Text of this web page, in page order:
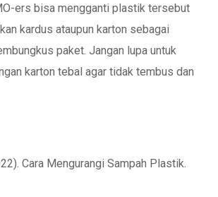
ers bisa mengganti plastik tersebut
kardus ataupun karton sebagai
paket. Jangan lupa untuk
karton tebal agar tidak tembus dan
Cara Mengurangi Sampah Plastik.